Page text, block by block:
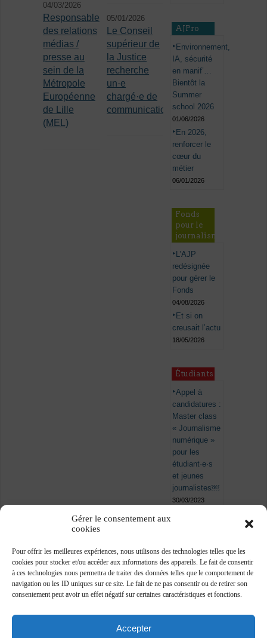
Gérer le consentement aux
cookies
Pour offrir les meilleures expériences, nous utilisons des technologies telles que les
cookies pour stocker et/ou accéder aux informations des appareils. Le fait de consentir
à ces technologies nous permettra de traiter des données telles que le comportement de
navigation ou les ID uniques sur ce site. Le fait de ne pas consentir ou de retirer son
consentement peut avoir un effet négatif sur certaines caractéristiques et fonctions.
Accepter
04/03/2026
Responsable
des relations
médias /
presse au
sein de la
Métropole
Européenne
de Lille
(MEL)
05/01/2026
Le Conseil
supérieur de
la Justice
recherche
un·e
chargé·e de
communication
AJPro
Environnement,
IA, sécurité
en manif’…
Bientôt la
Summer
school 2026
01/06/2026
En 2026,
renforcer le
cœur du
métier
06/01/2026
Fonds
pour le
journalisme
L’AJP
redésignée
pour gérer le
Fonds
04/08/2026
Et si on
creusait l’actu
18/05/2026
Étudiants
Appel à
candidatures :
Master class
« Journalisme
numérique »
pour les
étudiant·e·s
et jeunes
journalistes￼
30/03/2023